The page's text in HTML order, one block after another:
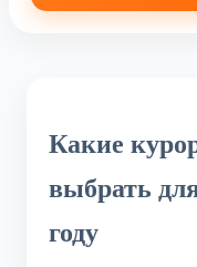
Какие
выбрать
году